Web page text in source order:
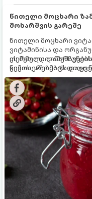
წითელი მოცხარი
მოხარშვის გარეშე
წითელი მოცხარი
ვიტამინისა და
თერმული
ნივთიერებების დიდი
კენკრის
„ცოცხალი ჯემის“
ეს მეთოდი
გემოს, არომატს და